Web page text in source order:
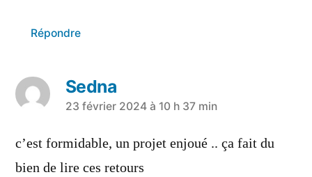
Répondre
Sedna
23 février 2024 à 10 h 37 min
c’est formidable, un projet enjoué .. ça fait du
bien de lire ces retours